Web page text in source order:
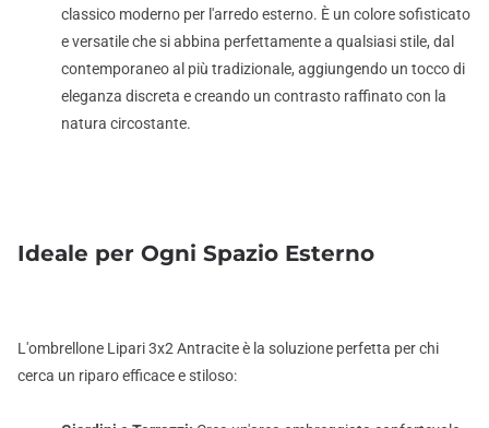
classico moderno per l'arredo esterno. È un colore sofisticato
e versatile che si abbina perfettamente a qualsiasi stile, dal
contemporaneo al più tradizionale, aggiungendo un tocco di
eleganza discreta e creando un contrasto raffinato con la
natura circostante.
Ideale per Ogni Spazio Esterno
L'ombrellone Lipari 3x2 Antracite è la soluzione perfetta per chi
cerca un riparo efficace e stiloso: